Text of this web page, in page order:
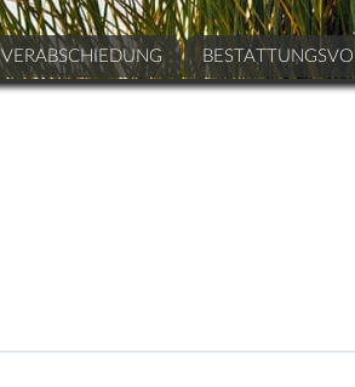
VERABSCHIEDUNG